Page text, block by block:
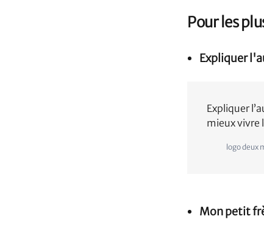
Pour les
Expliquer
Expliquer
mieux vivre
logo deux
Mon petit